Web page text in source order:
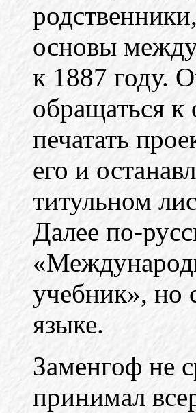
основы
к 1887 году.
обращаться
печатать
его и
титульном
Далее по-
учебник», но
языке.
Заменгоф не
принимал